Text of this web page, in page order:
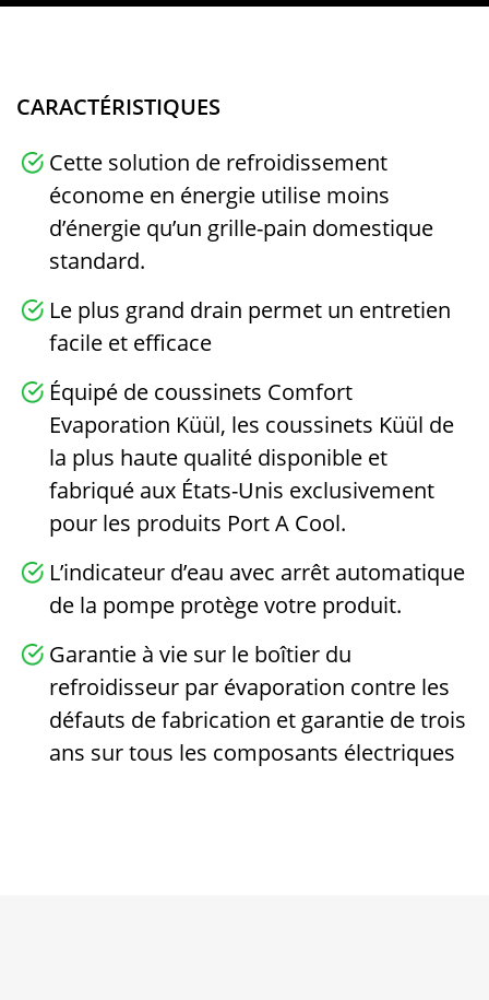
CARACTÉRISTIQUES
Cette solution de refroidissement
économe en énergie utilise moins
d’énergie qu’un grille-pain domestique
standard.
Le plus grand drain permet un entretien
facile et efficace
Équipé de coussinets Comfort
Evaporation Küül, les coussinets Küül de
la plus haute qualité disponible et
fabriqué aux États-Unis exclusivement
pour les produits Port A Cool.
L’indicateur d’eau avec arrêt automatique
de la pompe protège votre produit.
Garantie à vie sur le boîtier du
refroidisseur par évaporation contre les
défauts de fabrication et garantie de trois
ans sur tous les composants électriques